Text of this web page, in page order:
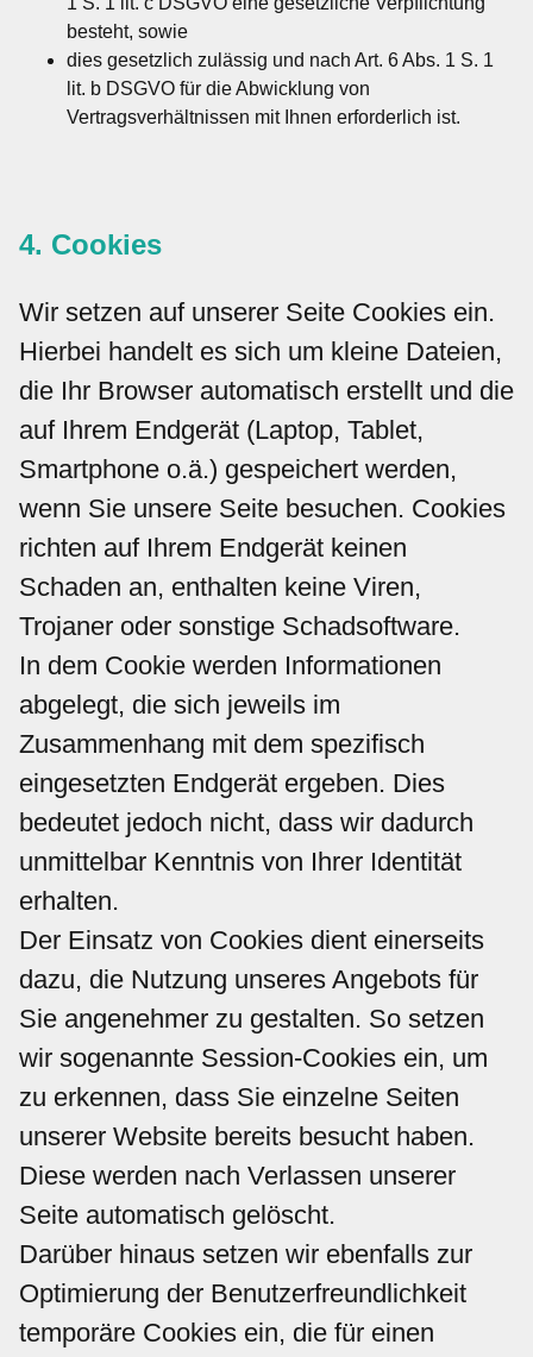
besteht, sowie
dies gesetzlich zulässig und nach Art. 6 Abs. 1 S. 1
lit. b DSGVO für die Abwicklung von
Vertragsverhältnissen mit Ihnen erforderlich ist.
4. Cookies
Wir setzen auf unserer Seite Cookies ein.
Hierbei handelt es sich um kleine Dateien,
die Ihr Browser automatisch erstellt und die
auf Ihrem Endgerät (Laptop, Tablet,
Smartphone o.ä.) gespeichert werden,
wenn Sie unsere Seite besuchen. Cookies
richten auf Ihrem Endgerät keinen
Schaden an, enthalten keine Viren,
Trojaner oder sonstige Schadsoftware.
In dem Cookie werden Informationen
abgelegt, die sich jeweils im
Zusammenhang mit dem spezifisch
eingesetzten Endgerät ergeben. Dies
bedeutet jedoch nicht, dass wir dadurch
unmittelbar Kenntnis von Ihrer Identität
erhalten.
Der Einsatz von Cookies dient einerseits
dazu, die Nutzung unseres Angebots für
Sie angenehmer zu gestalten. So setzen
wir sogenannte Session-Cookies ein, um
zu erkennen, dass Sie einzelne Seiten
unserer Website bereits besucht haben.
Diese werden nach Verlassen unserer
Seite automatisch gelöscht.
Darüber hinaus setzen wir ebenfalls zur
Optimierung der Benutzerfreundlichkeit
temporäre Cookies ein, die für einen